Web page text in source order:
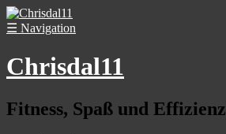
☰ Navigation
Chrisdal11
Fitness, Spaß und Effizienz